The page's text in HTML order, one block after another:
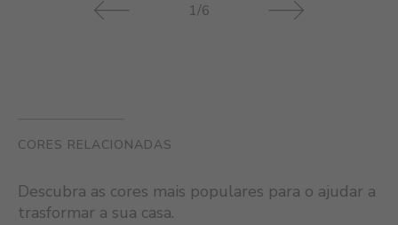
1/6
CORES RELACIONADAS
Descubra as cores mais populares para o ajudar a
trasformar a sua casa.